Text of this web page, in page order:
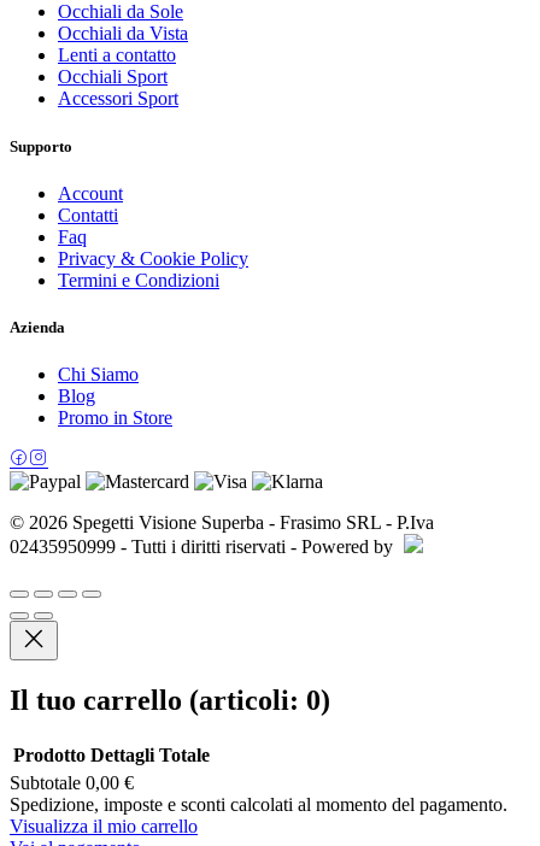
Occhiali da Sole
Occhiali da Vista
Lenti a contatto
Occhiali Sport
Accessori Sport
Supporto
Account
Contatti
Faq
Privacy & Cookie Policy
Termini e Condizioni
Azienda
Chi Siamo
Blog
Promo in Store
© 2026 Spegetti Visione Superba - Frasimo SRL - P.Iva
02435950999 - Tutti i diritti riservati - Powered by
Il tuo carrello (articoli: 0)
Prodotti
Prodotto Dettagli Totale
Subtotale 0,00 €
Spedizione, imposte e sconti calcolati al momento del pagamento.
Visualizza il mio carrello